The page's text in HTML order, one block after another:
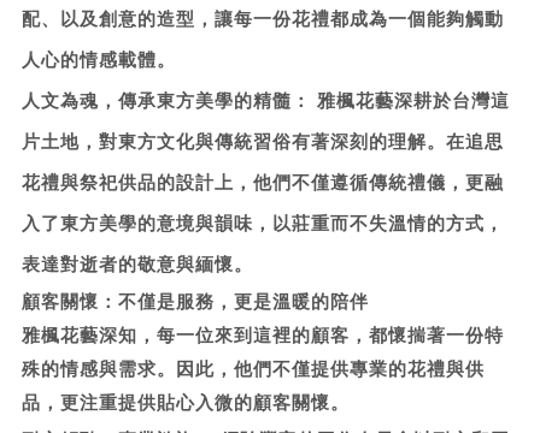
配、以及創意的造型，讓每一份花禮都成為一個能夠觸動
人心的情感載體。
人文為魂，傳承東方美學的精髓： 雅楓花藝深耕於台灣這
片土地，對東方文化與傳統習俗有著深刻的理解。在追思
花禮與祭祀供品的設計上，他們不僅遵循傳統禮儀，更融
入了東方美學的意境與韻味，以莊重而不失溫情的方式，
表達對逝者的敬意與緬懷。
顧客關懷：不僅是服務，更是溫暖的陪伴
雅楓花藝深知，每一位來到這裡的顧客，都懷揣著一份特
殊的情感與需求。因此，他們不僅提供專業的花禮與供
品，更注重提供貼心入微的顧客關懷。